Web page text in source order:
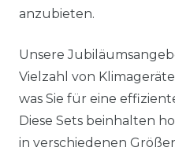
anzubieten.
Unsere
Vielzahl von
was Sie für eine
Diese Sets beinhalten
in verschiedenen